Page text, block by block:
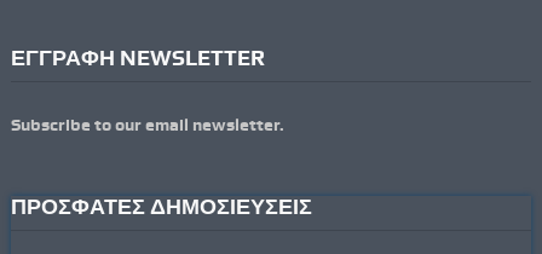
ΕΓΓΡΑΦΗ NEWSLETTER
Subscribe to our email newsletter.
ΠΡΟΣΦΑΤΕΣ ΔΗΜΟΣΙΕΥΣΕΙΣ